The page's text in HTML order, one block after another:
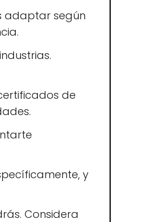
adaptar según
de
y
Considera